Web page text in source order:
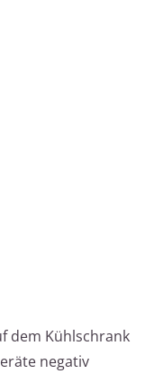
dem Kühlschrank
negativ